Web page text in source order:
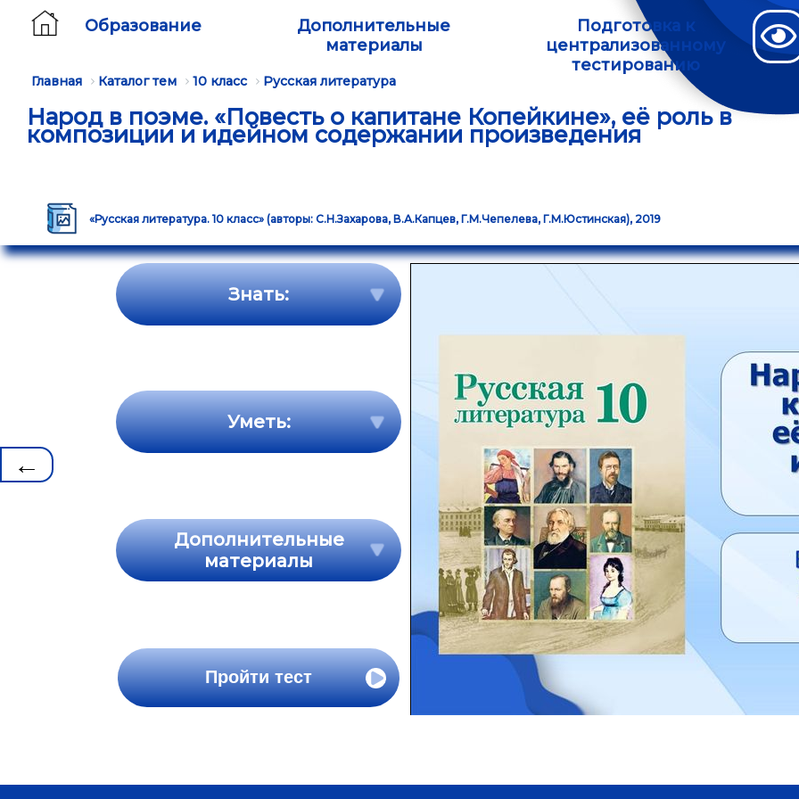
Образование
Дополнительные
материалы
Подготовка к
централизованному
тестированию
Главная Каталог тем 10 класс Русская литература
Народ в поэме. «Повесть о капитане Копейкине», её роль в
композиции и идейном содержании произведения
«Русская литература. 10 класс» (авторы: С.Н.Захарова, В.А.Капцев, Г.М.Чепелева, Г.М.Юстинская), 2019
←
Знать:
Уметь:
Дополнительные
материалы
Пройти тест